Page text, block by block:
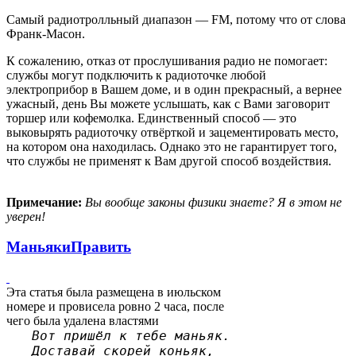
Самый радиотролльный диапазон — FM, потому что от слова
Франк-Масон.
К сожалению, отказ от прослушивания радио не помогает:
службы могут подключить к радиоточке любой
электроприбор в Вашем доме, и в один прекрасный, а вернее
ужасный, день Вы можете услышать, как с Вами заговорит
торшер или кофемолка. Единственный способ — это
выковырять радиоточку отвёрткой и зацементировать место,
на котором она находилась. Однако это не гарантирует того,
что службы не применят к Вам другой способ воздействия.
Примечание: Вы вообще законы физики знаете? Я в этом не
уверен!
МаньякиПравить
Эта статья была размещена в июльском
номере и провисела ровно 2 часа, после
чего была удалена властями
Вот пришёл к тебе маньяк.
Доставай скорей коньяк,